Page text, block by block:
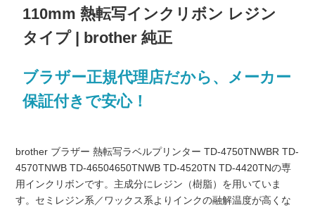
110mm 熱転写インクリボン レジン
タイプ | brother 純正
ブラザー正規代理店だから、メーカー
保証付きで安心！
brother ブラザー 熱転写ラベルプリンター TD-4750TNWBR TD-
4570TNWB TD-46504650TNWB TD-4520TN TD-4420TNの専
用インクリボンです。主成分にレジン（樹脂）を用いていま
す。セミレジン系／ワックス系よりインクの融解温度が高くな